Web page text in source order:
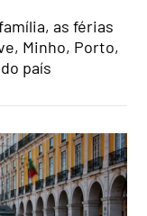
as férias
Minho, Porto,
país